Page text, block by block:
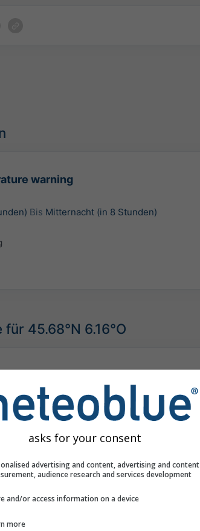
warning
Bis Mitternacht (in 8 Stunden)
45.68°N 6.16°O
asks for your consent
advertising and content, advertising and content
audience research and services development
and/or access information on a device
more